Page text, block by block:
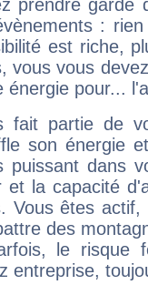
prendre garde
:
est riche,
vous vous
énergie pour...
fait partie de
son énergie
puissant dans
et la capacité
Vous êtes
des
le risque
entreprise,